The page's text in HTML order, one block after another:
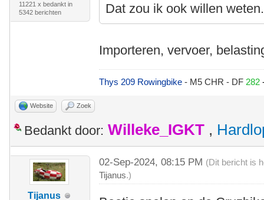
11221 x bedankt in
5342 berichten
Dat zou ik ook willen weten.
Importeren, vervoer,
Thys 209 Rowingbike- M5 CHR - DF 282
Website Zoek
Bedankt door: Willeke_IGKT ,
Tijanus
02-Sep-2024, 08:15 PM (Dit bericht is
Tijanus.)